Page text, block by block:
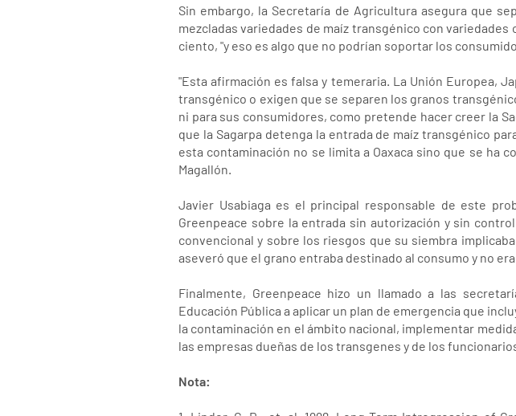
Sin embargo, la Secretaría de Agricultura asegura que
mezcladas variedades de maíz transgénico con
ciento, "y eso es algo que no podrían soportar los
"Esta afirmación es falsa y temeraria. La Unión Europea,
transgénico o exigen que se separen los granos
ni para sus consumidores, como pretende hacer creer la
que la Sagarpa detenga la entrada de maíz transgénico
esta contaminación no se limita a Oaxaca sino que se ha
Magallón.
Javier Usabiaga es el principal responsable de este
Greenpeace sobre la entrada sin autorización y sin
convencional y sobre los riesgos que su siembra
aseveró que el grano entraba destinado al consumo y no
Finalmente, Greenpeace hizo un llamado a las
Educación Pública a aplicar un plan de emergencia que
la contaminación en el ámbito nacional, implementar
las empresas dueñas de los transgenes y de los
Nota: